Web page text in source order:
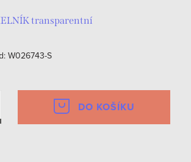
transparentní
W026743-S
DO KOŠÍKU